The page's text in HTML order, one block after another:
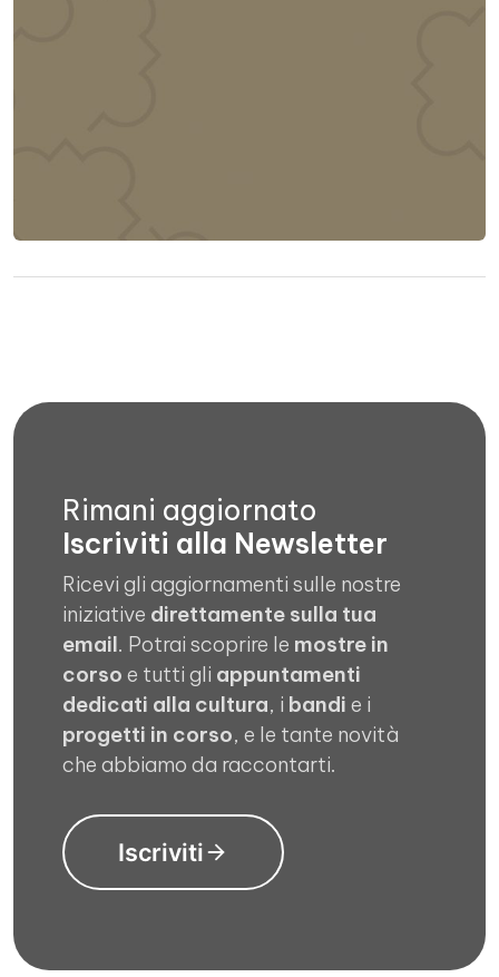
Rimani aggiornato
Iscriviti alla Newsletter
Ricevi gli aggiornamenti sulle nostre
iniziative direttamente sulla tua
email. Potrai scoprire le mostre in
corso e tutti gli appuntamenti
dedicati alla cultura, i bandi e i
progetti in corso, e le tante novità
che abbiamo da raccontarti.
Iscriviti